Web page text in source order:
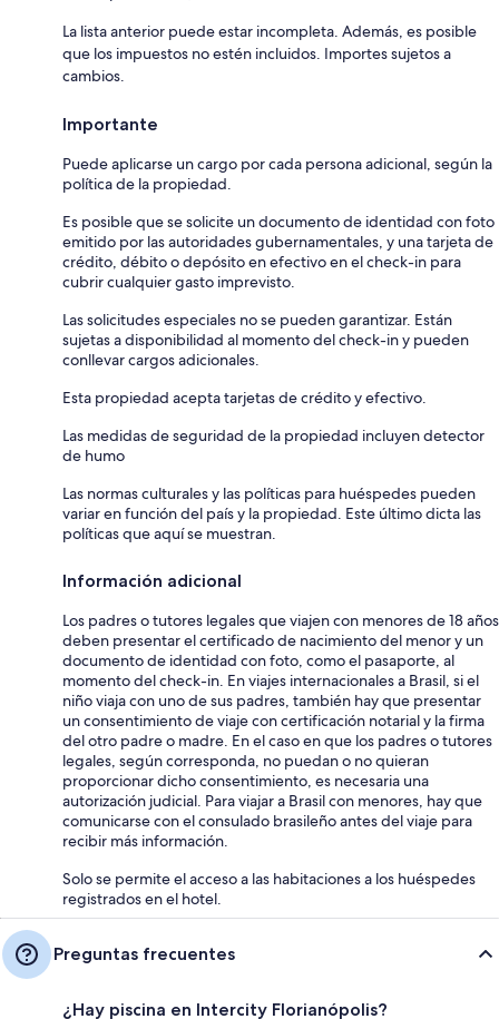
La lista anterior puede estar incompleta. Además, es posible
que los impuestos no estén incluidos. Importes sujetos a
cambios.
Importante
Puede aplicarse un cargo por cada persona adicional, según la
política de la propiedad.
Es posible que se solicite un documento de identidad con foto
emitido por las autoridades gubernamentales, y una tarjeta de
crédito, débito o depósito en efectivo en el check-in para
cubrir cualquier gasto imprevisto.
Las solicitudes especiales no se pueden garantizar. Están
sujetas a disponibilidad al momento del check-in y pueden
conllevar cargos adicionales.
Esta propiedad acepta tarjetas de crédito y efectivo.
Las medidas de seguridad de la propiedad incluyen detector
de humo
Las normas culturales y las políticas para huéspedes pueden
variar en función del país y la propiedad. Este último dicta las
políticas que aquí se muestran.
Información adicional
Los padres o tutores legales que viajen con menores de 18 años
deben presentar el certificado de nacimiento del menor y un
documento de identidad con foto, como el pasaporte, al
momento del check-in. En viajes internacionales a Brasil, si el
niño viaja con uno de sus padres, también hay que presentar
un consentimiento de viaje con certificación notarial y la firma
del otro padre o madre. En el caso en que los padres o tutores
legales, según corresponda, no puedan o no quieran
proporcionar dicho consentimiento, es necesaria una
autorización judicial. Para viajar a Brasil con menores, hay que
comunicarse con el consulado brasileño antes del viaje para
recibir más información.
Solo se permite el acceso a las habitaciones a los huéspedes
registrados en el hotel.
Preguntas frecuentes
¿Hay piscina en Intercity Florianópolis?